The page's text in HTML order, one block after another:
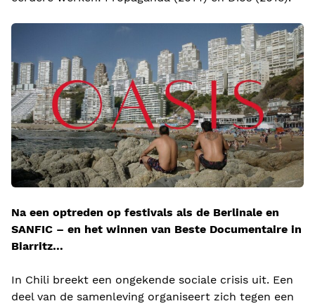
Na een optreden op festivals als de Berlinale en
SANFIC – en het winnen van Beste Documentaire in
Biarritz…
In Chili breekt een ongekende sociale crisis uit. Een
deel van de samenleving organiseert zich tegen een